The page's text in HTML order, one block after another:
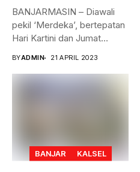
BANJARMASIN – Diawali
pekil ‘Merdeka’, bertepatan
Hari Kartini dan Jumat
BYADMIN 21 APRIL 2023
BANJAR KALSEL